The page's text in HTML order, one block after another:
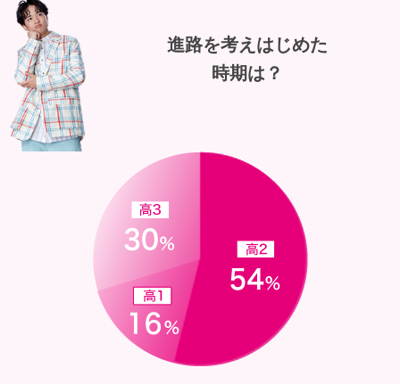
進路を考えはじめた
時期は？